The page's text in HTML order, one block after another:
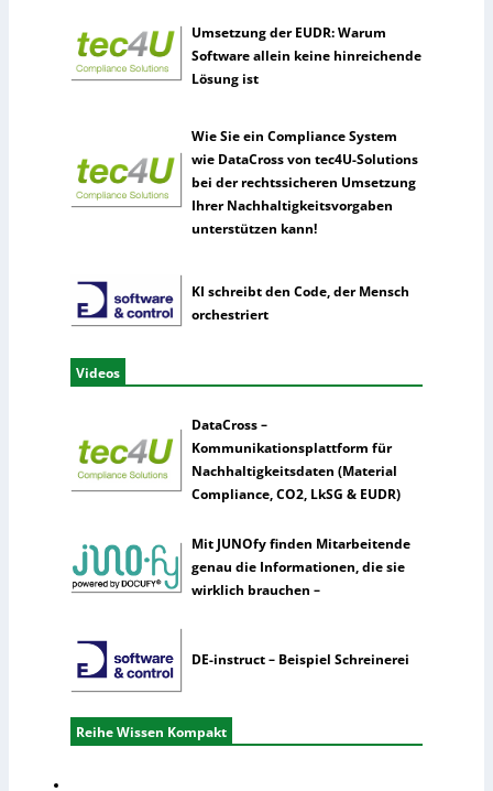
Umsetzung der EUDR: Warum
Software allein keine hinreichende
Lösung ist
Wie Sie ein Compliance System
wie DataCross von tec4U-Solutions
bei der rechtssicheren Umsetzung
Ihrer Nachhaltigkeitsvorgaben
unterstützen kann!
KI schreibt den Code, der Mensch
orchestriert
Videos
DataCross –
Kommunikationsplattform für
Nachhaltigkeitsdaten (Material
Compliance, CO2, LkSG & EUDR)
Mit JUNOfy finden Mitarbeitende
genau die Informationen, die sie
wirklich brauchen –
DE-instruct – Beispiel Schreinerei
Reihe Wissen Kompakt